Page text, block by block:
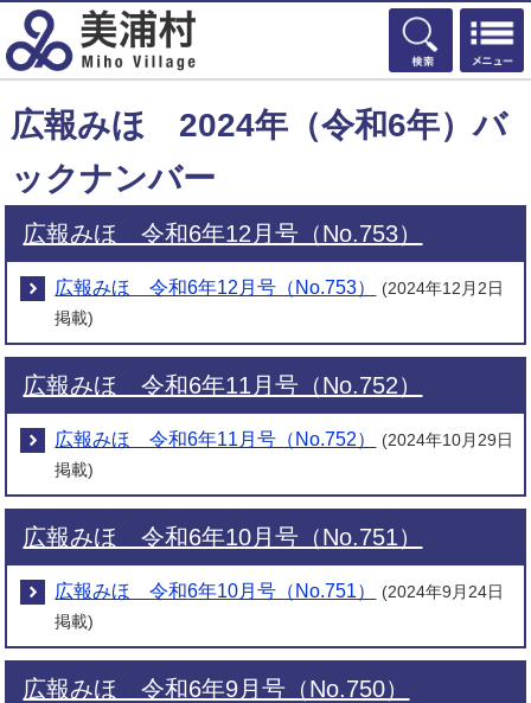
検索
広報みほ 2024年（令和6年）バ
ックナンバー
広報みほ 令和6年12月号（No.753）
広報みほ 令和6年12月号（No.753）
(2024年12月2日
掲載)
広報みほ 令和6年11月号（No.752）
広報みほ 令和6年11月号（No.752）
(2024年10月29日
掲載)
広報みほ 令和6年10月号（No.751）
広報みほ 令和6年10月号（No.751）
(2024年9月24日
掲載)
広報みほ 令和6年9月号（No.750）